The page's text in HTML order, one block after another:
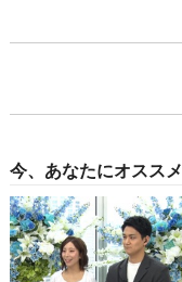
今、あなたにオススメ